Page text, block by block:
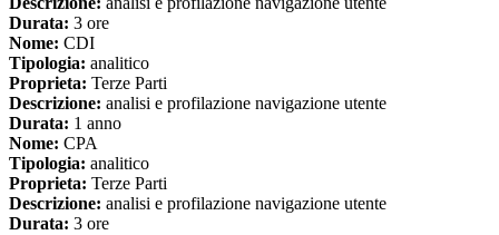
Durata: 3 ore
Nome: CDI
Tipologia: analitico
Proprieta: Terze Parti
Descrizione: analisi e profilazione navigazione utente
Durata: 1 anno
Nome: CPA
Tipologia: analitico
Proprieta: Terze Parti
Descrizione: analisi e profilazione navigazione utente
Durata: 3 ore